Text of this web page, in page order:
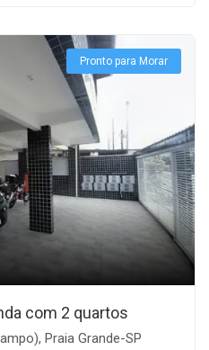
Pronto para Morar
com 2 quartos
Praia Grande-SP